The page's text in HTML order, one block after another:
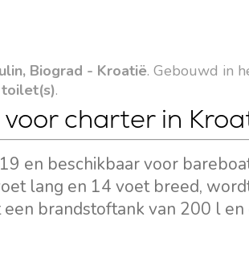
Biograd - Kroatië. Gebouwd in
.
charter in
en beschikbaar voor
lang en 14 voet breed,
brandstoftank van 200 l en